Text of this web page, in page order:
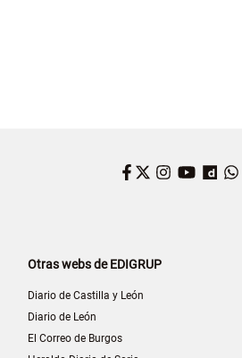
Facebook
Twitter
Instagram
Otras webs de EDIGRUP
Diario de Castilla y León
Diario de León
El Correo de Burgos